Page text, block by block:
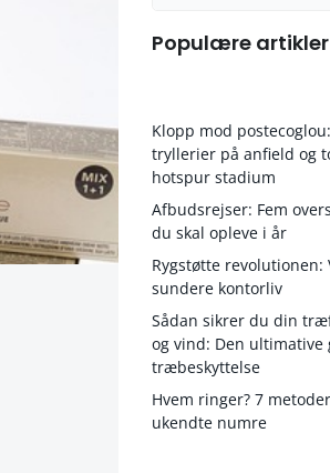
Populære artikler
Klopp mod
tryllerier på anfield og
hotspur stadium
Afbudsrejser: Fem
du skal opleve i år
Rygstøtte revolutionen:
sundere kontorliv
Sådan sikrer du din
og vind: Den ultimative
træbeskyttelse
Hvem ringer? 7
ukendte numre